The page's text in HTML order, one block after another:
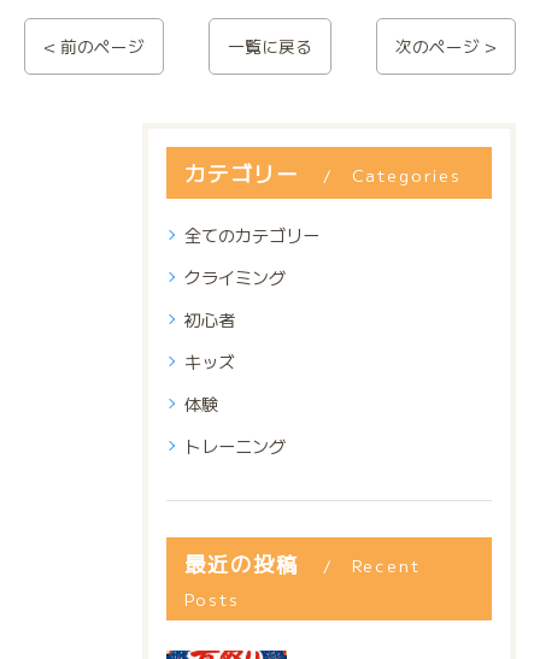
< 前のページ 一覧に戻る 次のページ >
カテゴリー Categories
全てのカテゴリー
クライミング
初心者
キッズ
体験
トレーニング
最近の投稿
Recent
Posts